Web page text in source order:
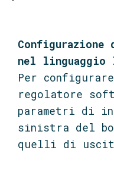
nel linguaggio
Per
regolatore
parametri di
sinistra del
quelli di